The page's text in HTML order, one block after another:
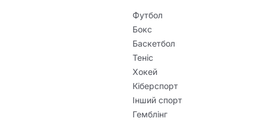
Футбол
Бокс
Баскетбол
Теніс
Хокей
Кіберспорт
Інший спорт
Гемблінг